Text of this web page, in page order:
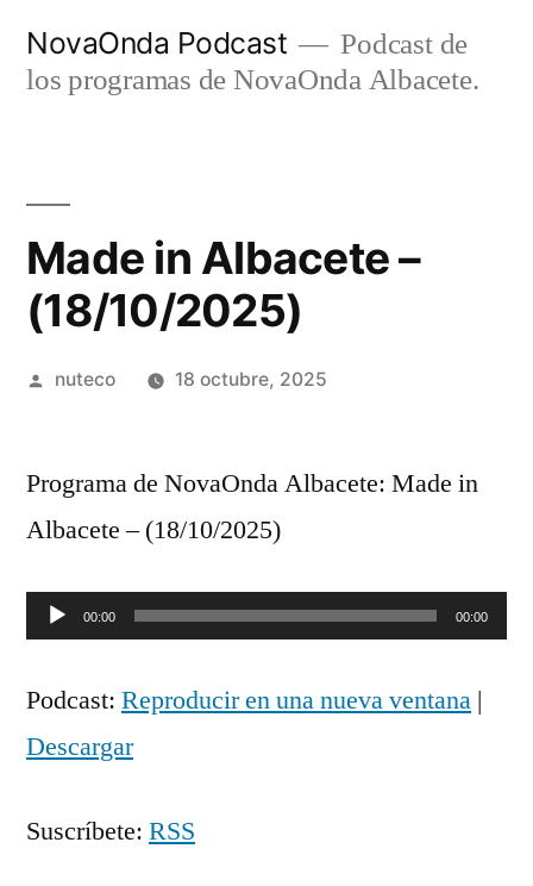
NovaOnda Podcast
Podcast de
los programas de NovaOnda Albacete.
Made in Albacete –
(18/10/2025)
Publicada
nuteco 18 octubre, 2025
Programa de NovaOnda Albacete: Made in
Albacete – (18/10/2025)
Reproductor
audio
00:00 00:00
Podcast: Reproducir en una nueva ventana |
Descargar
Suscríbete: RSS